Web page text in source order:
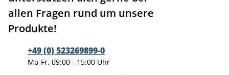
allen Fragen rund um unsere
Produkte!
+49 (0) 523269899-0
Mo-Fr, 09:00 - 15:00 Uhr